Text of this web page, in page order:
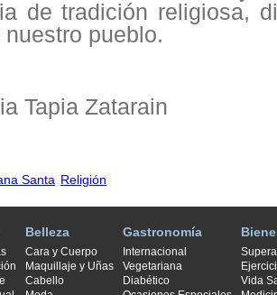
de tradición religiosa,
pueblo.
Tapia Zatarain
Santa Religión
Belleza
Cara y Cuerpo
Maquillaje y Uñas
Cabello
Gastronomía
Internacional
Vegetariana
Diabético
Vida